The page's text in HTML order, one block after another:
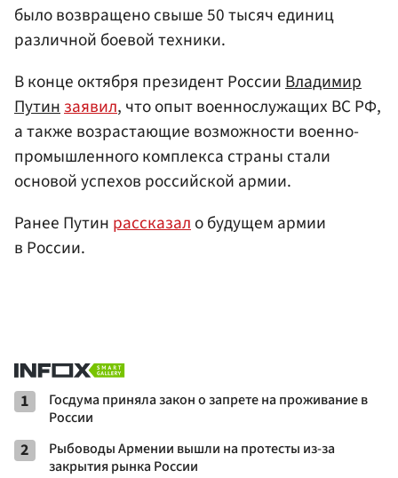
было возвращено свыше 50 тысяч единиц
различной боевой техники.
В конце октября президент РоссииВладимир
Путинзаявил, что опыт военнослужащих ВС РФ,
а также возрастающие возможности военно-
промышленного комплекса страны стали
основой успехов российской армии.
Ранее Путин рассказало будущем армии
в России.
1
Госдума приняла закон о запрете на проживание в
России
2
Рыбоводы Армении вышли на протесты из-за
закрытия рынка России